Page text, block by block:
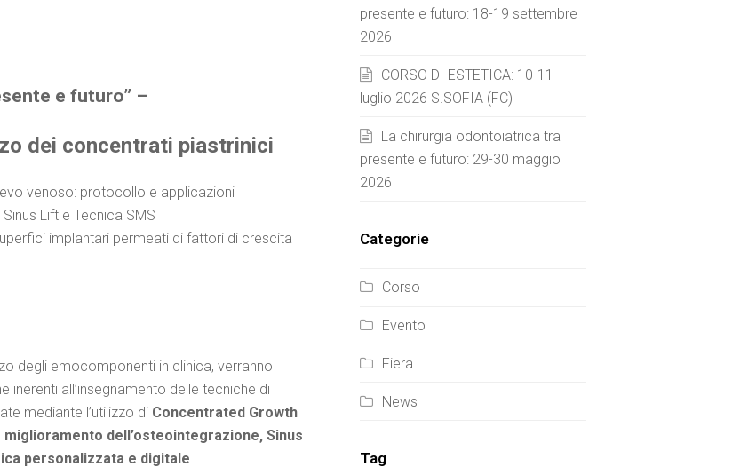
e futuro” –
dei concentrati piastrinici
venoso: protocollo e applicazioni
Lift e Tecnica SMS
implantari permeati di fattori di crescita
degli emocomponenti in clinica, verranno
inerenti all’insegnamento delle tecniche di
mediante l’utilizzo di Concentrated Growth
miglioramento dell’osteointegrazione, Sinus
personalizzata e digitale
presente e futuro: 18-19 settembre
2026
CORSO DI ESTETICA: 10-11
luglio 2026 S.SOFIA (FC)
La chirurgia odontoiatrica tra
presente e futuro: 29-30 maggio
2026
Categorie
Corso
Evento
Fiera
News
Tag